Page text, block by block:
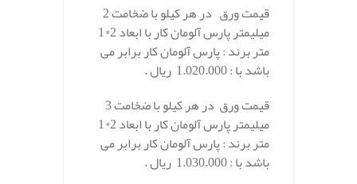
قیمت ورق در هر کیلو با ضخامت 2
میلیمتر پارس آلومان کار با ابعاد 2*1
متر برند : پارس آلومان کار برابر می
باشد با : 1.020.000 ریال .
قیمت ورق در هر کیلو با ضخامت 3
میلیمتر پارس آلومان کار با ابعاد 2*1
متر برند : پارس آلومان کار برابر می
باشد با : 1.030.000 ریال .